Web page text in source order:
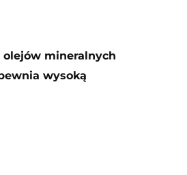
olejów mineralnych
wysoką